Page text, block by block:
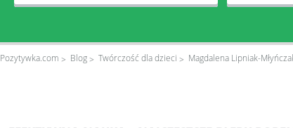
Pozytywka.com Blog Twórczość dla dzieci Magdalena Lipniak-